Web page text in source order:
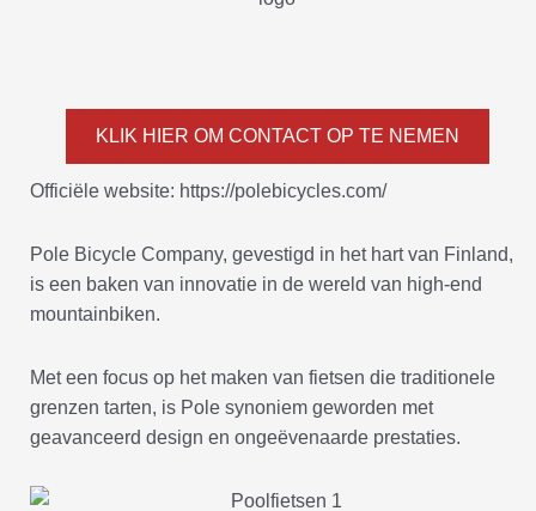
KLIK HIER OM CONTACT OP TE NEMEN
Officiële website: https://polebicycles.com/
Pole Bicycle Company, gevestigd in het hart van Finland,
is een baken van innovatie in de wereld van high-end
mountainbiken.
Met een focus op het maken van fietsen die traditionele
grenzen tarten, is Pole synoniem geworden met
geavanceerd design en ongeëvenaarde prestaties.